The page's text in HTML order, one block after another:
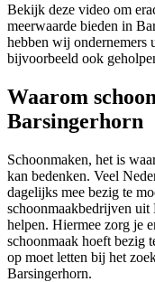
Bekijk deze video om
meerwaarde bieden in
hebben wij
bijvoorbeeld ook
Waarom
Barsingerhorn
Schoonmaken, het is
kan bedenken. Veel
dagelijks mee bezig te
schoonmaakbedrijven
helpen. Hiermee zorg je
schoonmaak hoeft bezig
op moet letten bij het
Barsingerhorn.